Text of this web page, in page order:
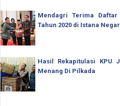
Mendagri Terima
Tahun 2020 di Istana
Hasil Rekapitulasi KPU
Menang Di Pilkada